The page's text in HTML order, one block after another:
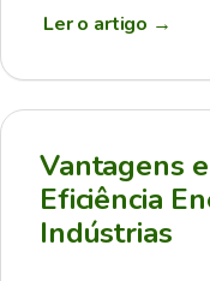
Ler o artigo →
Vantagens
Eficiência
Indústrias